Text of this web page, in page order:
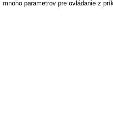
mnoho parametrov pre ovládanie z